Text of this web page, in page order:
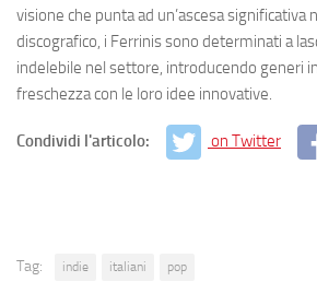
visione che punta ad un’ascesa significativa
discografico, i Ferrinis sono determinati a
indelebile nel settore, introducendo generi
freschezza con le loro idee innovative.
Condividi l'articolo: on Twitter
Tag: indie italiani pop